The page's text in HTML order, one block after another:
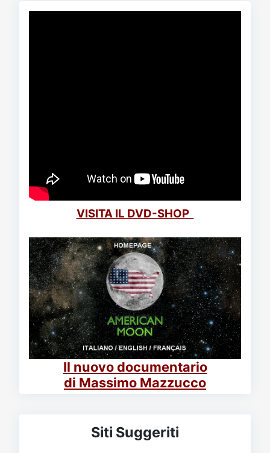
VISITA IL DVD-SHOP
Il nuovo documentario
di Massimo Mazzucco
Siti Suggeriti